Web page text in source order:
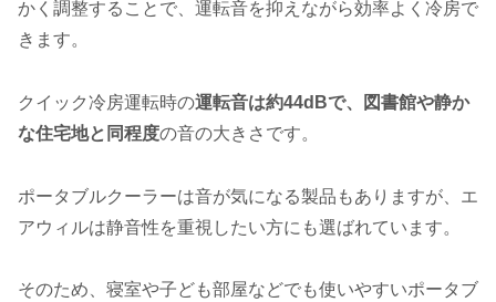
かく調整することで、運転音を抑えながら効率よく冷房で
きます。
クイック冷房運転時の運転音は約44dBで、図書館や静か
な住宅地と同程度の音の大きさです。
ポータブルクーラーは音が気になる製品もありますが、エ
アウィルは静音性を重視したい方にも選ばれています。
そのため、寝室や子ども部屋などでも使いやすいポータブ